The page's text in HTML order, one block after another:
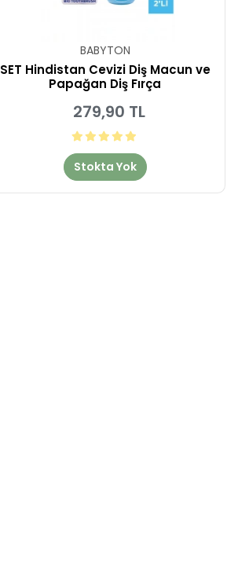
BABYTON
SET Hindistan Cevizi Diş Macun ve
Papağan Diş Fırça
279,90 TL
Stokta Yok